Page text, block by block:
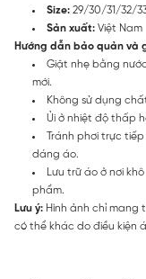
Size: 29/30/31/32/
Sản xuất: Việt Nam
Hướng dẫn bảo quản và
Giặt nhẹ bằng
mới.
Không sử dụng
Ủi ở nhiệt độ thấp
Tránh phơi trực
dáng áo.
Lưu trữ áo ở nơi
phẩm.
Lưu ý: Hình ảnh chỉ mang
có thể khác do điều kiện